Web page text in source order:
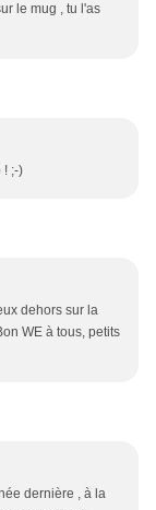
le mug , tu l'as
! ;-)
dehors sur la
WE à tous, petits
dernière , à la